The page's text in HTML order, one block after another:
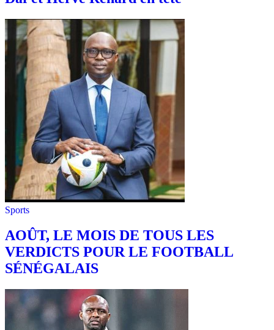
Sports
AOÛT, LE MOIS DE TOUS LES
VERDICTS POUR LE FOOTBALL
SÉNÉGALAIS